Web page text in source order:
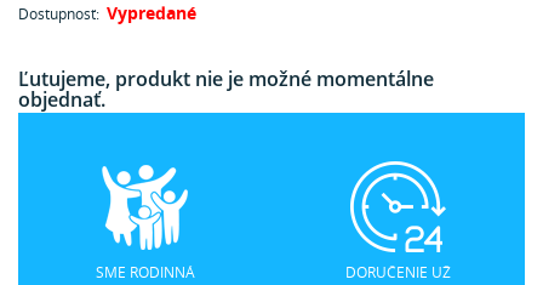
Dostupnosť: Vypredané
Ľutujeme, produkt nie je možné momentálne
objednať.
SME RODINNÁ
DORUČENIE UŽ